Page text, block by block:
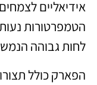
אידיאליים
לחות גבוהה
הפארק כולל